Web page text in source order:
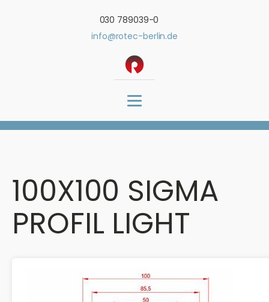
030 789039-0
info@rotec-berlin.de
100X100 SIGMA
PROFIL LIGHT